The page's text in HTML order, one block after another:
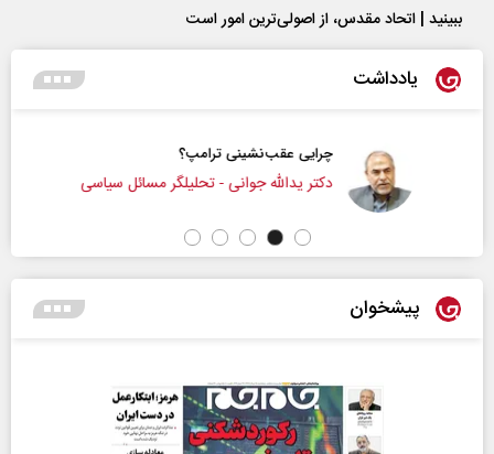
ببینید | اتحاد مقدس، از اصولی‌ترین امور است
یادداشت
چرایی عقب‌نشینی ترامپ؟
دکتر یدالله جوانی - تحلیلگر مسائل سیاسی
پیشخوان